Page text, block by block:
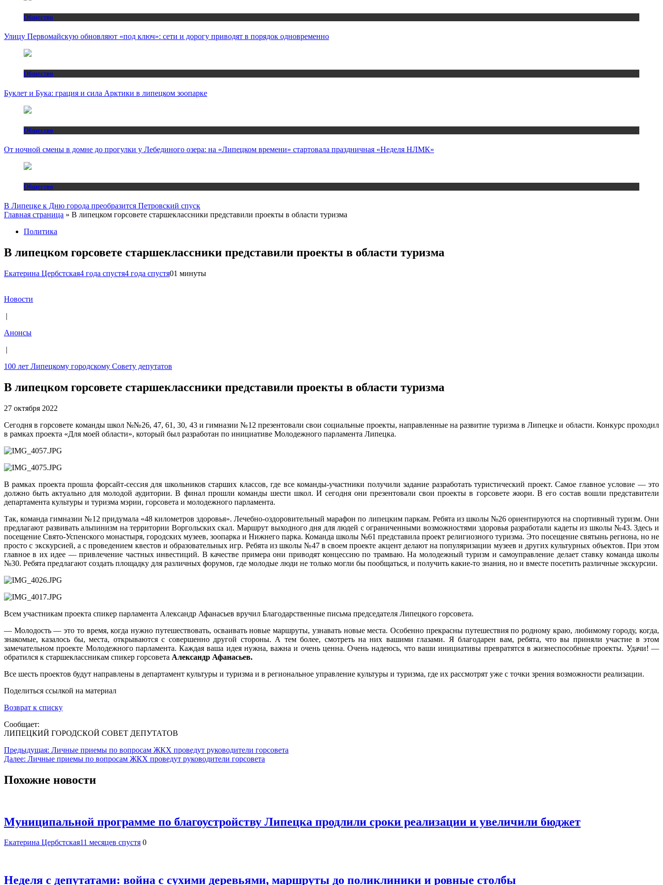
Общество
Улицу Первомайскую обновляют «под ключ»: сети и дорогу приводят в порядок одновременно
Общество
Буклет и Бука: грация и сила Арктики в липецком зоопарке
Общество
От ночной смены в домне до прогулки у Лебединого озера: на «Липецком времени» стартовала праздничная «Неделя НЛМК»
Общество
В Липецке к Дню города преобразится Петровский спуск
Главная страница » В липецком горсовете старшеклассники представили проекты в области туризма
Политика
В липецком горсовете старшеклассники представили проекты в области туризма
Екатерина Цербстская4 года спустя4 года спустя01 минуты
Новости
|
Анонсы
|
100 лет Липецкому городскому Совету депутатов
В липецком горсовете старшеклассники представили проекты в области туризма
27 октября 2022
Сегодня в горсовете команды школ №№26, 47, 61, 30, 43 и гимназии №12 презентовали свои социальные проекты, направленные на развитие туризма в Липецке и области. Конкурс проходил
в рамках проекта «Для моей области», который был разработан по инициативе Молодежного парламента Липецка.
В рамках проекта прошла форсайт-сессия для школьников старших классов, где все команды-участники получили задание разработать туристический проект. Самое главное условие — это
должно быть актуально для молодой аудитории. В финал прошли команды шести школ. И сегодня они презентовали свои проекты в горсовете жюри. В его состав вошли представители
департамента культуры и туризма мэрии, горсовета и молодежного парламента.
Так, команда гимназии №12 придумала «48 километров здоровья». Лечебно-оздоровительный марафон по липецким паркам. Ребята из школы №26 ориентируются на спортивный туризм. Они
предлагают развивать альпинизм на территории Воргольских скал. Маршрут выходного дня для людей с ограниченными возможностями здоровья разработали кадеты из школы №43. Здесь и
посещение Свято-Успенского монастыря, городских музеев, зоопарка и Нижнего парка. Команда школы №61 представила проект религиозного туризма. Это посещение святынь региона, но не
просто с экскурсией, а с проведением квестов и образовательных игр. Ребята из школы №47 в своем проекте акцент делают на популяризации музеев и других культурных объектов. При этом
главное в их идее — привлечение частных инвестиций. В качестве примера они приводят концессию по трамваю. На молодежный туризм и самоуправление делает ставку команда школы
№30. Ребята предлагают создать площадку для различных форумов, где молодые люди не только могли бы пообщаться, и получить какие-то знания, но и вместе посетить различные экскурсии.
Всем участникам проекта спикер парламента Александр Афанасьев вручил Благодарственные письма председателя Липецкого горсовета.
— Молодость — это то время, когда нужно путешествовать, осваивать новые маршруты, узнавать новые места. Особенно прекрасны путешествия по родному краю, любимому городу, когда,
знакомые, казалось бы, места, открываются с совершенно другой стороны. А тем более, смотреть на них вашими глазами. Я благодарен вам, ребята, что вы приняли участие в этом
замечательном проекте Молодежного парламента. Каждая ваша идея нужна, важна и очень ценна. Очень надеюсь, что ваши инициативы превратятся в жизнеспособные проекты. Удачи! —
обратился к старшеклассникам спикер горсовета Александр Афанасьев.
Все шесть проектов будут направлены в департамент культуры и туризма и в региональное управление культуры и туризма, где их рассмотрят уже с точки зрения возможности реализации.
Поделиться ссылкой на материал
Возврат к списку
Сообщает:
ЛИПЕЦКИЙ ГОРОДСКОЙ СОВЕТ ДЕПУТАТОВ
Навигация
по
записям
Предыдущая: Личные приемы по вопросам ЖКХ проведут руководители горсовета
Далее: Личные приемы по вопросам ЖКХ проведут руководители горсовета
Похожие новости
Муниципальной программе по благоустройству Липецка продлили сроки реализации и увеличили бюджет
Екатерина Цербстская11 месяцев спустя 0
Неделя с депутатами: война с сухими деревьями, маршруты до поликлиники и ровные столбы